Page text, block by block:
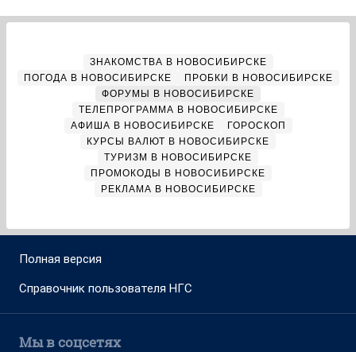
ЗНАКОМСТВА В НОВОСИБИРСКЕ
ПОГОДА В НОВОСИБИРСКЕ
ПРОБКИ В НОВОСИБИРСКЕ
ФОРУМЫ В НОВОСИБИРСКЕ
ТЕЛЕПРОГРАММА В НОВОСИБИРСКЕ
АФИША В НОВОСИБИРСКЕ
ГОРОСКОП
КУРСЫ ВАЛЮТ В НОВОСИБИРСКЕ
ТУРИЗМ В НОВОСИБИРСКЕ
ПРОМОКОДЫ В НОВОСИБИРСКЕ
РЕКЛАМА В НОВОСИБИРСКЕ
Полная версия
Справочник пользователя НГС
Мы в соцсетях